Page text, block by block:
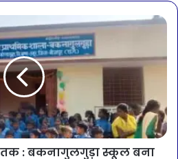
: बकनागुलगुड़ा स्कूल बना